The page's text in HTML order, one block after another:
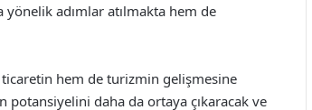
adımlar atılmakta hem de
ticaretin hem de turizmin gelişmesine
potansiyelini daha da ortaya çıkaracak ve